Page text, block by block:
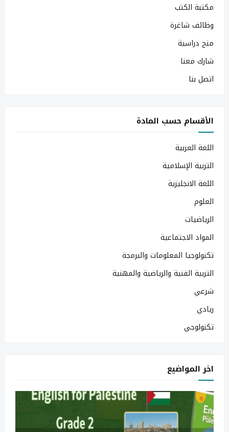
مكتبة الكتب
وظائف شاغرة
منح دراسية
شارك معنا
اتصل بنا
الأقسام حسب المادة
اللغة العربية
التربية الإسلامية
اللغة الانجليزية
العلوم
الرياضيات
المواد الاجتماعية
تكنولوجيا المعلومات والبرمجة
التربية الفنية والرياضية والمهنية
شرعي
ريادي
تكنولوجي
اخر المواضيع